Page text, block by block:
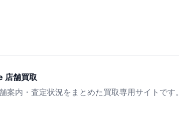
店舗買取
案内・査定状況をまとめた買取専用サイトです。